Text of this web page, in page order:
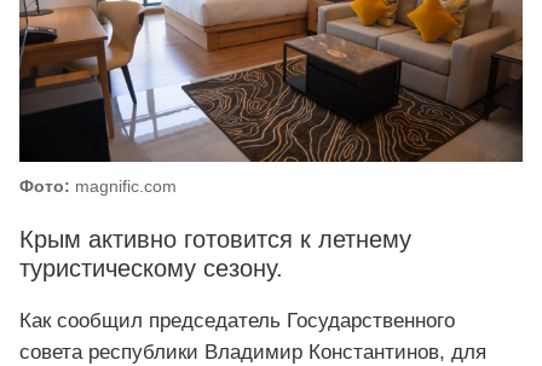
Фото: magnific.com
Крым активно готовится к летнему
туристическому сезону.
Как сообщил председатель Государственного
совета республики Владимир Константинов, для